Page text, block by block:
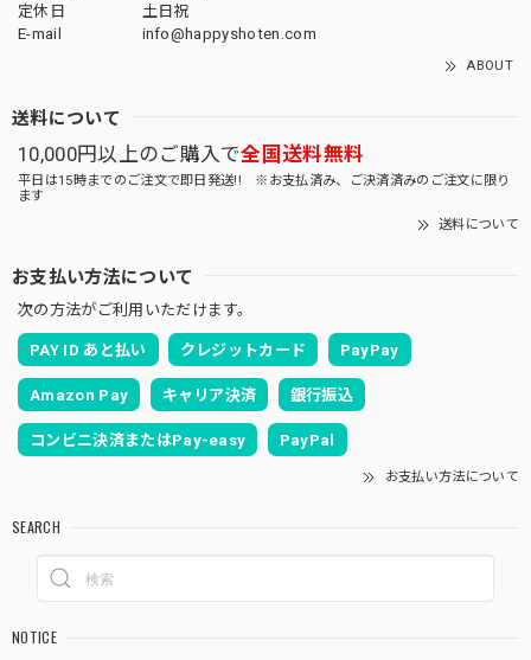
定休日
土日祝
E-mail
info@happyshoten.com
ABOUT
送料について
10,000円以上のご購入で全国送料無料
平日は15時までのご注文で即日発送!! ※お支払済み、ご決済済みのご注文に限り
ます
送料について
お支払い方法について
次の方法がご利用いただけます。
PAY ID あと払い クレジットカード PayPay
Amazon Pay キャリア決済 銀行振込
コンビニ決済またはPay-easy PayPal
お支払い方法について
SEARCH
NOTICE